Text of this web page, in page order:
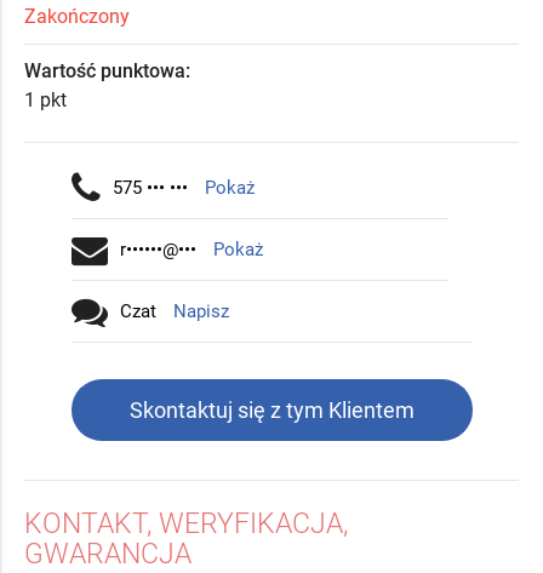
Zakończony
Wartość punktowa:
1 pkt
575 ••• ••• Pokaż
r••••••@••• Pokaż
Czat Napisz
Skontaktuj się z tym Klientem
KONTAKT, WERYFIKACJA,
GWARANCJA